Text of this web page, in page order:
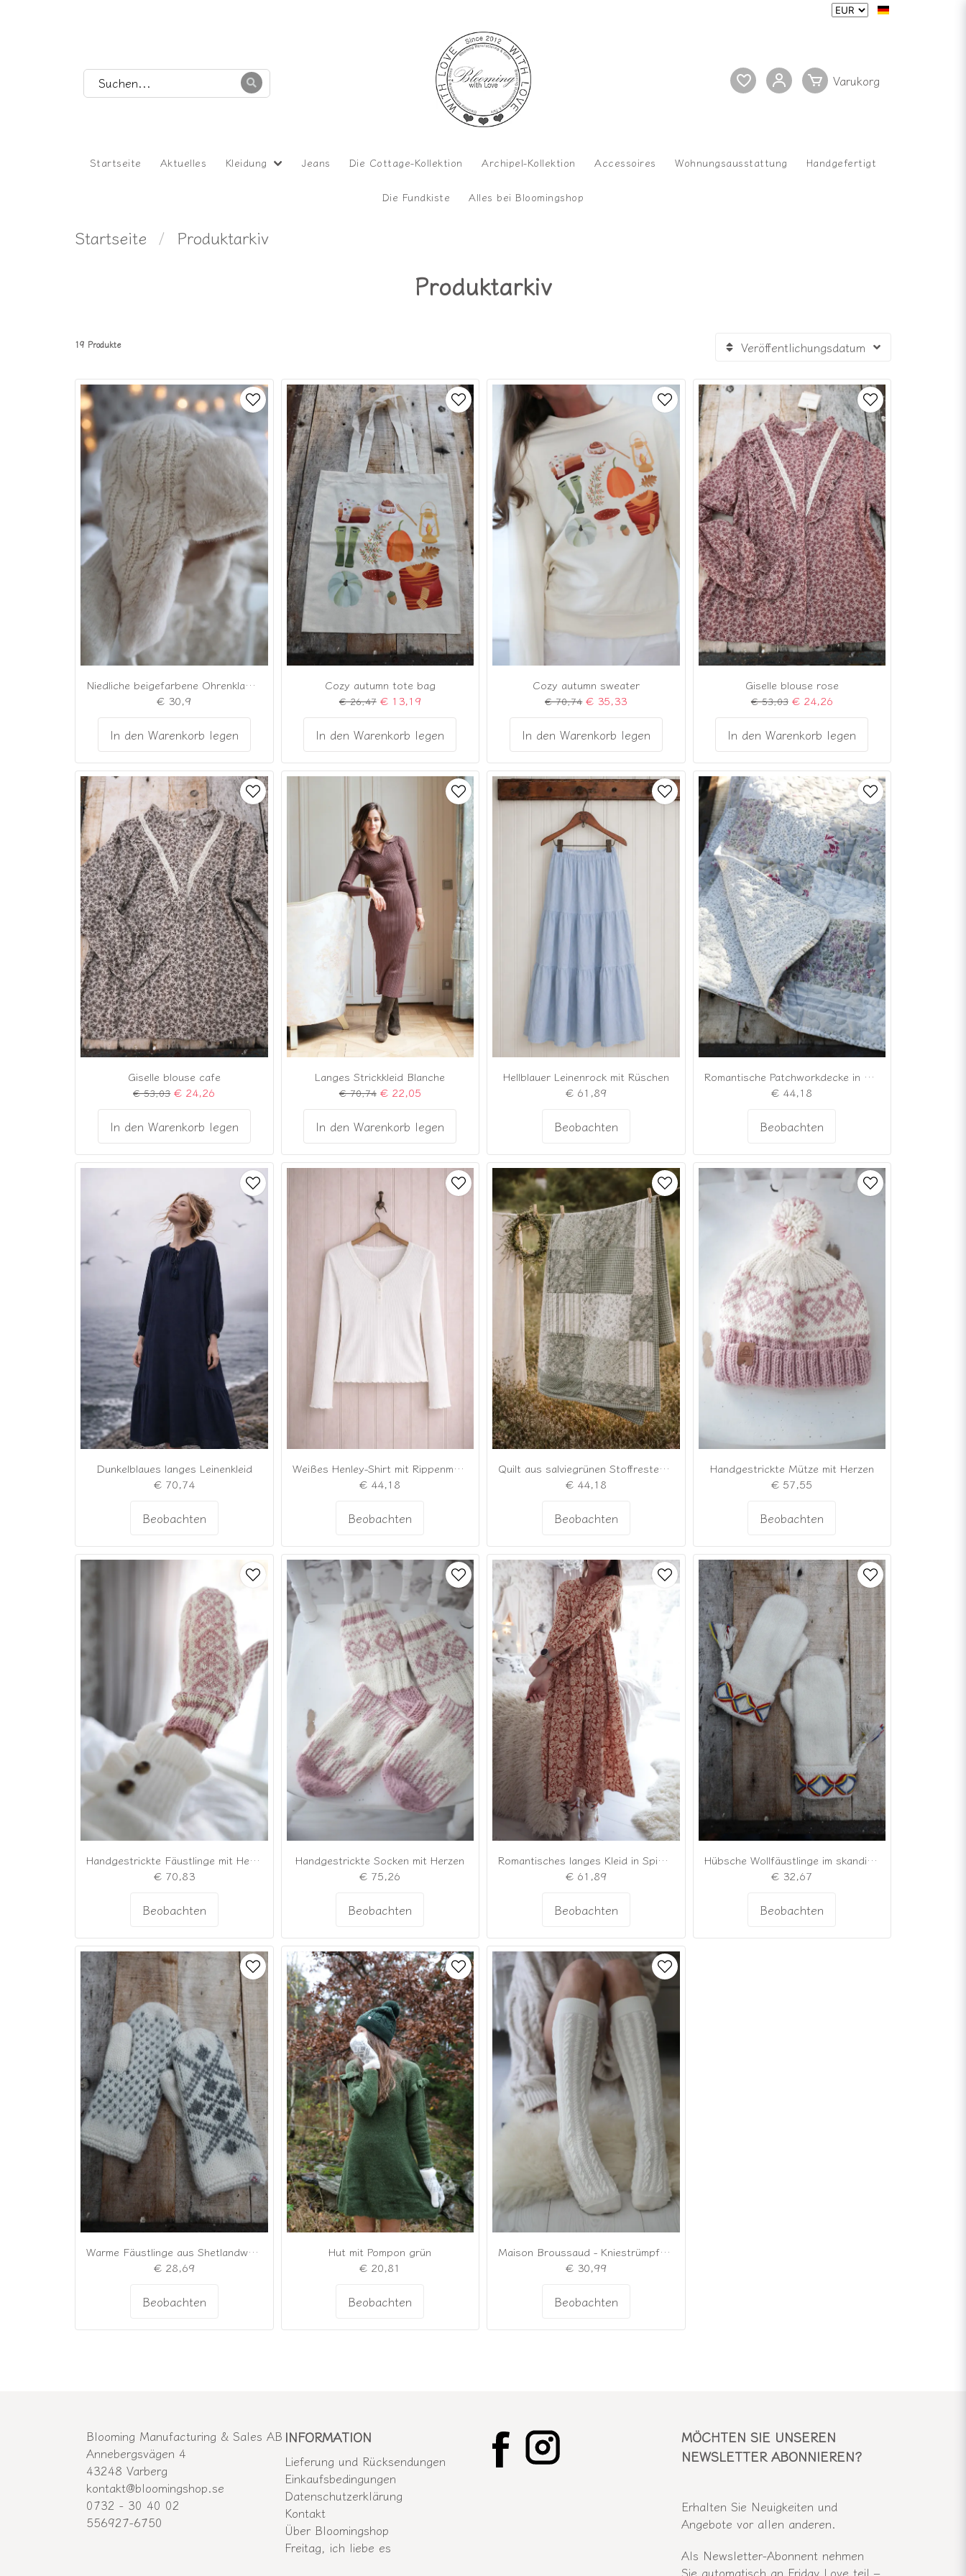
Startseite Aktuelles Kleidung Jeans Die Cottage-Kollektion Archipel-Kollektion Accessoires Wohnungsausstattung Handgefertigt
Die Fundkiste Alles bei Bloomingshop
Startseite Produktarkiv
Produktarkiv
19 Produkte Veröffentlichungsdatum
Niedliche beigefarbene Ohrenklappenmütze
€ 30,9
In den Warenkorb legen
Cozy autumn tote bag
€ 26,47 € 13,19
In den Warenkorb legen
Cozy autumn sweater
€ 70,74 € 35,33
In den Warenkorb legen
Giselle blouse rose
€ 53,03 € 24,26
In den Warenkorb legen
Giselle blouse cafe
€ 53,03 € 24,26
In den Warenkorb legen
Langes Strickkleid Blanche
€ 70,74 € 22,05
In den Warenkorb legen
Hellblauer Leinenrock mit Rüschen
€ 61,89
Beobachten
Romantische Patchworkdecke in sanften Grau- und Puderrosa-Tönen
€ 44,18
Beobachten
Dunkelblaues langes Leinenkleid
€ 70,74
Beobachten
Weißes Henley-Shirt mit Rippenmuster, V-Ausschnitt und Spitze
€ 44,18
Beobachten
Quilt aus salviegrünen Stoffresten, 180 × 260 cm
€ 44,18
Beobachten
Handgestrickte Mütze mit Herzen
€ 57,55
Beobachten
Handgestrickte Fäustlinge mit Herzen
€ 70,83
Beobachten
Handgestrickte Socken mit Herzen
€ 75,26
Beobachten
Romantisches langes Kleid in Spiced Caramel
€ 61,89
Beobachten
Hübsche Wollfäustlinge im skandinavischen Stil
€ 32,67
Beobachten
Warme Fäustlinge aus Shetlandwolle mit skandinavischem Muster
€ 28,69
Beobachten
Hut mit Pompon grün
€ 20,81
Beobachten
Maison Broussaud - Kniestrümpfe aus cremeweißer Wollmischung
€ 30,99
Beobachten
Blooming Manufacturing & Sales AB
Annebergsvägen 4
43248 Varberg
kontakt@bloomingshop.se
0732 - 30 40 02
556927-6750
INFORMATION
Lieferung und Rücksendungen
Einkaufsbedingungen
Datenschutzerklärung
Kontakt
Über Bloomingshop
Freitag, ich liebe es
MÖCHTEN SIE UNSEREN
NEWSLETTER ABONNIEREN?
Erhalten Sie Neuigkeiten und
Angebote vor allen anderen.
Als Newsletter-Abonnent nehmen